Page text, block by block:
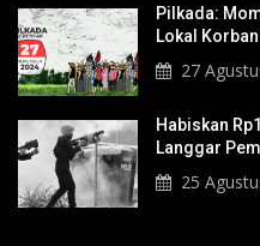
Pilkada:
Lokal
27
Habiskan
Langgar
25